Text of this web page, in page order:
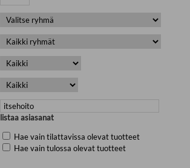
listaa asiasanat
Hae vain tilattavissa olevat tuotteet
Hae vain tulossa olevat tuotteet